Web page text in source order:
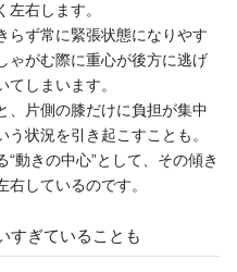
右します。
らず常に緊張状態になりやす
ゃがむ際に重心が後方に逃げ
しまいます。
、片側の膝だけに負担が集中
状況を引き起こすことも。
動きの中心”として、その傾き
しているのです。
すぎていることも